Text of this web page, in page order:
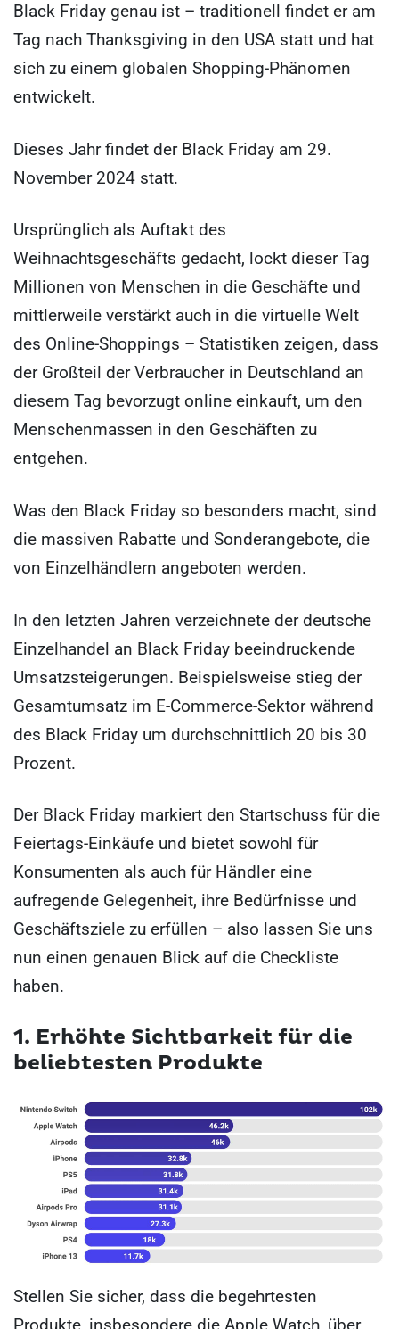
Black Friday genau ist – traditionell findet er am
Tag nach Thanksgiving in den USA statt und hat
sich zu einem globalen Shopping-Phänomen
entwickelt.
Dieses Jahr findet der Black Friday am 29.
November 2024 statt.
Ursprünglich als Auftakt des
Weihnachtsgeschäfts gedacht, lockt dieser Tag
Millionen von Menschen in die Geschäfte und
mittlerweile verstärkt auch in die virtuelle Welt
des Online-Shoppings – Statistiken zeigen, dass
der Großteil der Verbraucher in Deutschland an
diesem Tag bevorzugt online einkauft, um den
Menschenmassen in den Geschäften zu
entgehen.
Was den Black Friday so besonders macht, sind
die massiven Rabatte und Sonderangebote, die
von Einzelhändlern angeboten werden.
In den letzten Jahren verzeichnete der deutsche
Einzelhandel an Black Friday beeindruckende
Umsatzsteigerungen. Beispielsweise stieg der
Gesamtumsatz im E-Commerce-Sektor während
des Black Friday um durchschnittlich 20 bis 30
Prozent.
Der Black Friday markiert den Startschuss für die
Feiertags-Einkäufe und bietet sowohl für
Konsumenten als auch für Händler eine
aufregende Gelegenheit, ihre Bedürfnisse und
Geschäftsziele zu erfüllen – also lassen Sie uns
nun einen genauen Blick auf die Checkliste
haben.
1. Erhöhte Sichtbarkeit für die
beliebtesten Produkte
Stellen Sie sicher, dass die begehrtesten